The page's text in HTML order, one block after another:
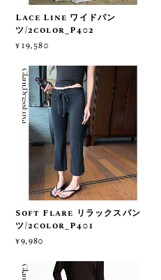
Lace Line ワイドパン
ツ/2color_P402
¥19,580
Soft Flare リラックスパン
ツ/2color_P401
¥9,980